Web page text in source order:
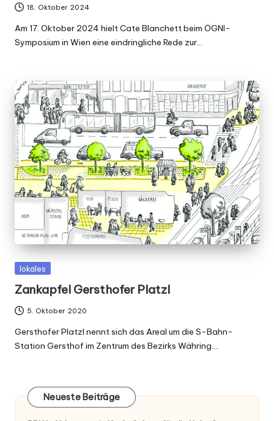
18. Oktober 2024
Am 17. Oktober 2024 hielt Cate Blanchett beim ÖGNI-
Symposium in Wien eine eindringliche Rede zur…
Posted
lokales
Zankapfel Gersthofer Platzl
5. Oktober 2020
Gersthofer Platzl nennt sich das Areal um die S-Bahn-
Station Gersthof im Zentrum des Bezirks Währing.…
Neueste Beiträge